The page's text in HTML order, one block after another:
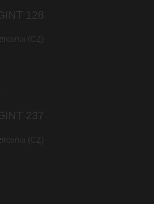
128
(CZ)
237
(CZ)